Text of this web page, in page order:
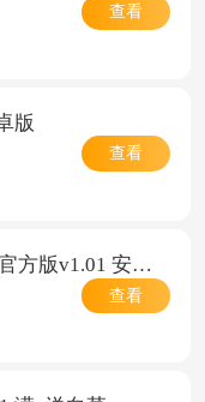
查看
版
查看
约战精灵再临怀旧版官方版v1.01 安卓版
查看